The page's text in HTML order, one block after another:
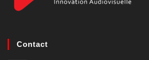
Contact